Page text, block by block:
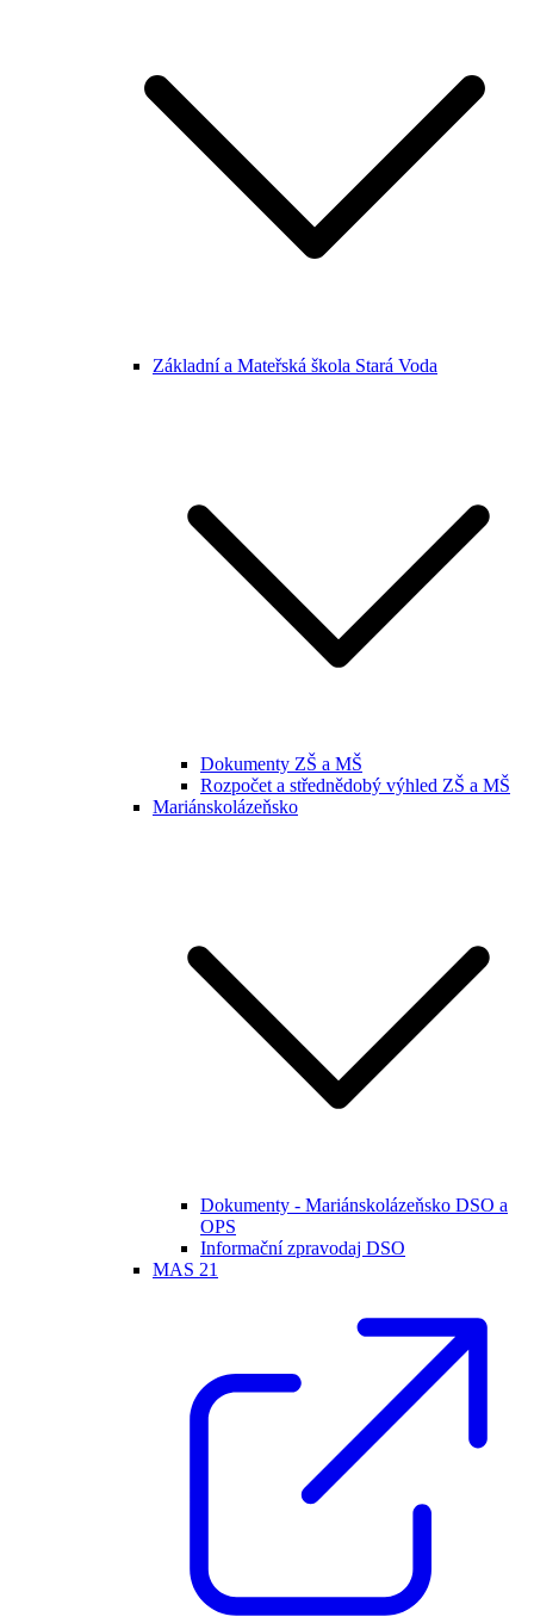
Základní a Mateřská škola Stará Voda
Dokumenty ZŠ a MŠ
Rozpočet a střednědobý výhled ZŠ a MŠ
Mariánskolázeňsko
Dokumenty - Mariánskolázeňsko DSO a
OPS
Informační zpravodaj DSO
MAS 21